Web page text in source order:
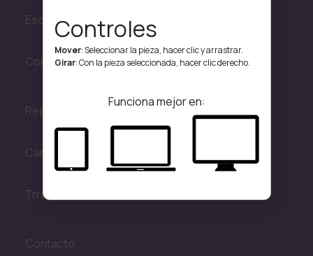
Escuelas y Centros de Investigación
Convocatorias
Repositorio
Canal 23
Trransmisiones en vivo
Contacto
Controles
Mover: Seleccionar la pieza, hacer clic y arrastrar.
Girar: Con la pieza seleccionada, hacer clic derecho.
Funciona mejor en: